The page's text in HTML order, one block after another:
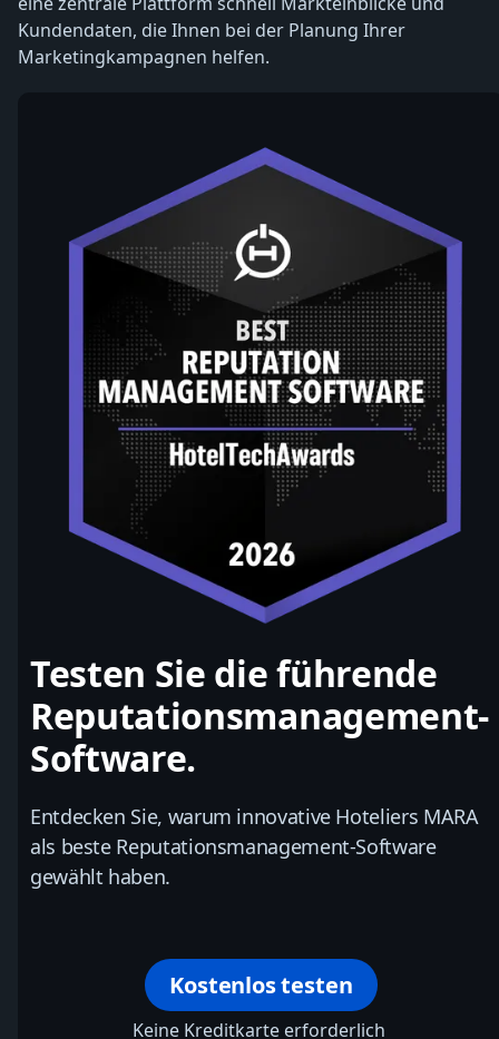
Kundendaten, die Ihnen bei der Planung Ihrer
Marketingkampagnen helfen.
Testen Sie die führende
Reputationsmanagement-
Software.
Entdecken Sie, warum innovative Hoteliers MARA
als beste Reputationsmanagement-Software
gewählt haben.
Kostenlos testen
Keine Kreditkarte erforderlich